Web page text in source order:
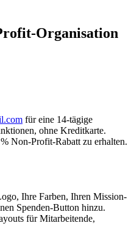
Organisation
für eine 14-tägige
ohne Kreditkarte.
Non-Profit-Rabatt zu erhalten.
Ihre Farben, Ihren Mission-
Spenden-Button hinzu.
für Mitarbeitende,